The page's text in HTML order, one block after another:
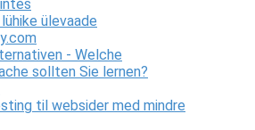
ülevaade
- Welche
sollten Sie lernen?
til websider med mindre